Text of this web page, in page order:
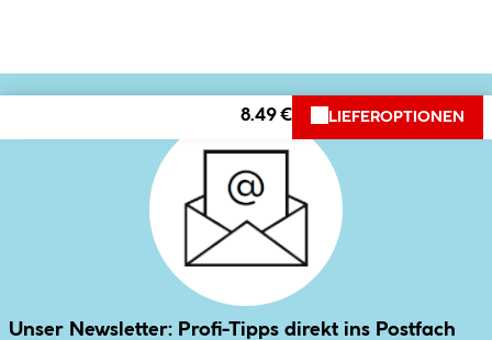
8.49 € LIEFEROPTIONEN
Unser Newsletter: Profi-Tipps direkt ins Postfach